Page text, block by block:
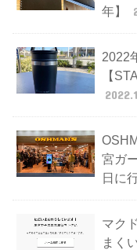
年】
2022
【
宮ガ
日に
マク
まく